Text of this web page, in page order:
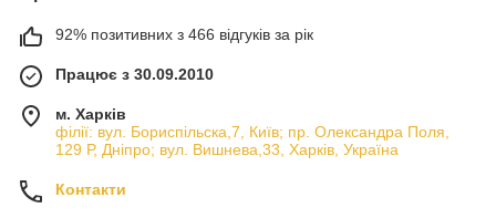
92% позитивних з 466 відгуків за рік
Працює з 30.09.2010
м. Харків
філії: вул. Бориcпільска,7, Київ; пр. Олександра Поля,
129 Р, Дніпро; вул. Вишнева,33, Харків, Україна
Контакти